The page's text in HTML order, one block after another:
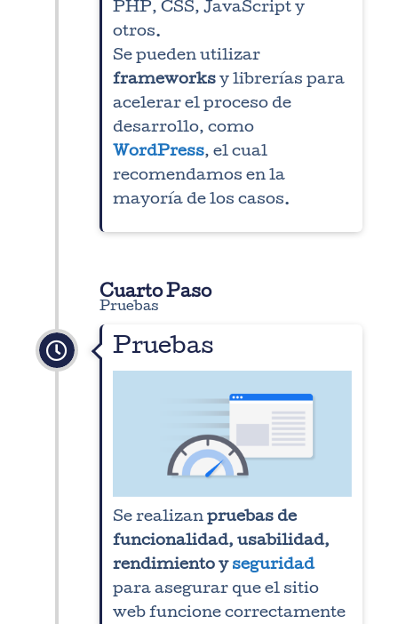
PHP, CSS, JavaScript y
otros.
Se pueden utilizar
frameworks y librerías para
acelerar el proceso de
desarrollo, como
WordPress, el cual
recomendamos en la
mayoría de los casos.
Cuarto Paso
Pruebas
Pruebas
Se realizan pruebas de
funcionalidad, usabilidad,
rendimiento y seguridad
para asegurar que el sitio
web funcione correctamente